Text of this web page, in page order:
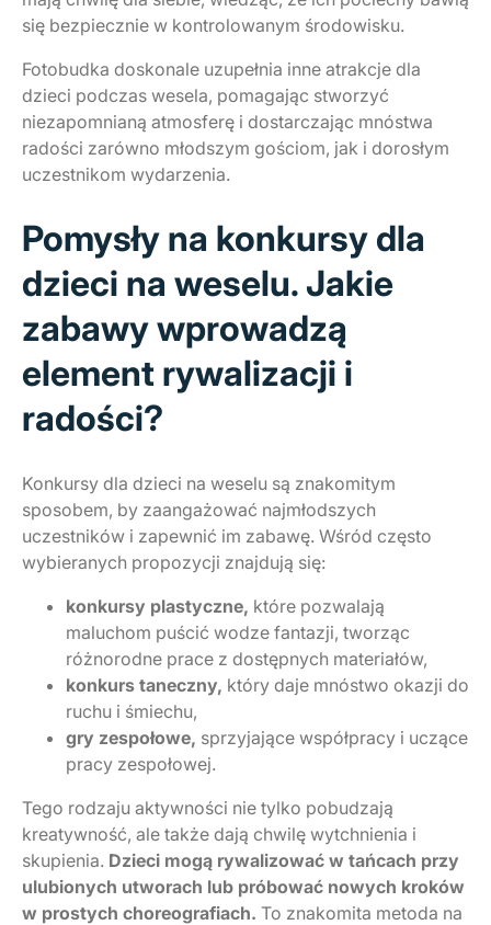
się bezpiecznie w kontrolowanym środowisku.
Fotobudka doskonale uzupełnia inne atrakcje dla
dzieci podczas wesela, pomagając stworzyć
niezapomnianą atmosferę i dostarczając mnóstwa
radości zarówno młodszym gościom, jak i dorosłym
uczestnikom wydarzenia.
Pomysły na konkursy dla
dzieci na weselu. Jakie
zabawy wprowadzą
element rywalizacji i
radości?
Konkursy dla dzieci na weselu są znakomitym
sposobem, by zaangażować najmłodszych
uczestników i zapewnić im zabawę. Wśród często
wybieranych propozycji znajdują się:
konkursy plastyczne, które pozwalają
maluchom puścić wodze fantazji, tworząc
różnorodne prace z dostępnych materiałów,
konkurs taneczny, który daje mnóstwo okazji do
ruchu i śmiechu,
gry zespołowe, sprzyjające współpracy i uczące
pracy zespołowej.
Tego rodzaju aktywności nie tylko pobudzają
kreatywność, ale także dają chwilę wytchnienia i
skupienia. Dzieci mogą rywalizować w tańcach przy
ulubionych utworach lub próbować nowych kroków
w prostych choreografiach. To znakomita metoda na